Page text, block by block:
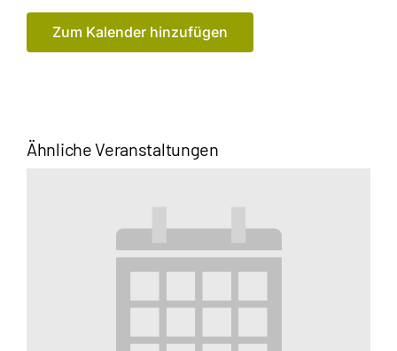
Zum Kalender hinzufügen
Ähnliche Veranstaltungen